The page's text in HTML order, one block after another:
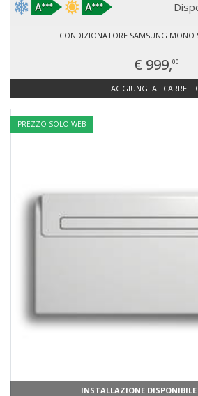
CONDIZIONATORE SAMSUNG MONO
€ 999,00
AGGIUNGI AL
INSTALLAZIONE DISPONIBILE
PREZZO SOLO WEB